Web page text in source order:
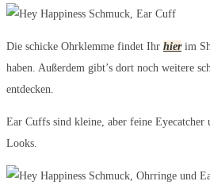
Die schicke Ohrklemme findet Ihr hierim
haben. Außerdem gibt’s dort noch weitere
entdecken.
Ear Cuffs sind kleine, aber feine Eyecatcher
Looks.